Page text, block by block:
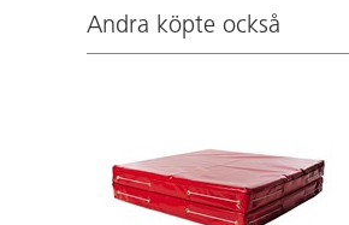
Andra köpte också